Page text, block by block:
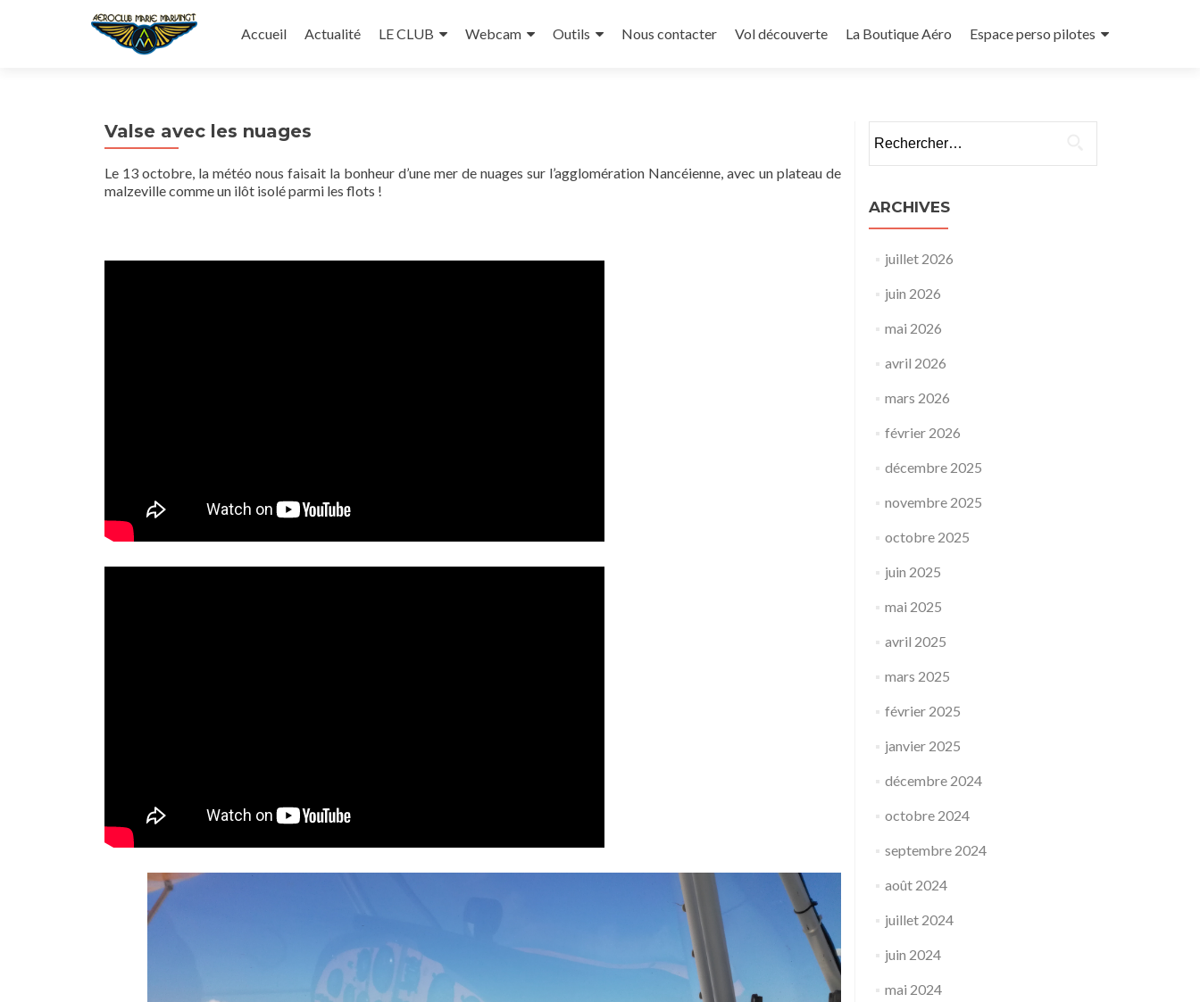
au
Accueil Actualité LE CLUB Webcam Outils Nous contacter Vol découverte La Boutique Aéro Espace perso pilotes
Valse avec les nuages
Le 13 octobre, la météo nous faisait la bonheur d’une mer de nuages sur l’agglomération Nancéienne, avec un plateau de
malzeville comme un ilôt isolé parmi les flots !
ARCHIVES
juillet 2026
juin 2026
mai 2026
avril 2026
mars 2026
février 2026
décembre 2025
novembre 2025
octobre 2025
juin 2025
mai 2025
avril 2025
mars 2025
février 2025
janvier 2025
décembre 2024
octobre 2024
septembre 2024
août 2024
juillet 2024
juin 2024
mai 2024